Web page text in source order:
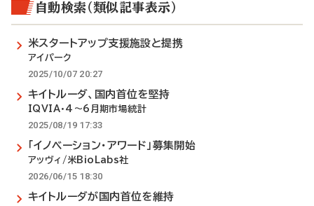
自動検索（類似記事表示）
米スタートアップ支援施設と提携
アイパーク
2025/10/07 20:27
キイトルーダ、国内首位を堅持
IQVIA・4～6月期市場統計
2025/08/19 17:33
「イノベーション・アワード」募集開始
アッヴィ/米BioLabs社
2026/06/15 18:30
キイトルーダが国内首位を維持